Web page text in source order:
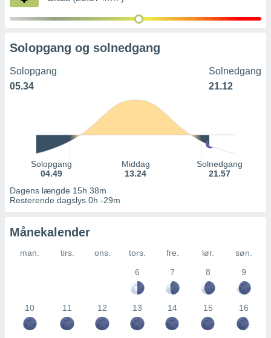
Solopgang og solnedgang
Solopgang
05.34
Solnedgang
21.12
Solopgang
04.49
Middag
13.24
Solnedgang
21.57
Dagens længde 15h 38m
Resterende dagslys 0h -29m
Månekalender
man. tirs. ons. tors. fre. lør.
søn.
6
7 8 9
10 11 12 13 14 15 16